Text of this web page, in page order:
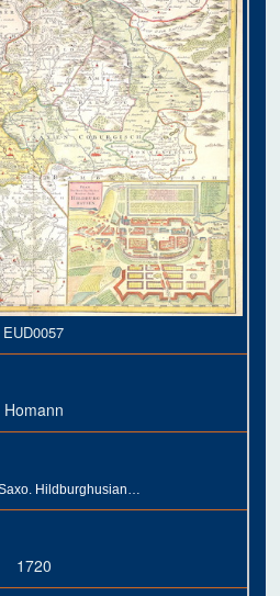
EUD0057
Homann
Hildburghusian…
1720